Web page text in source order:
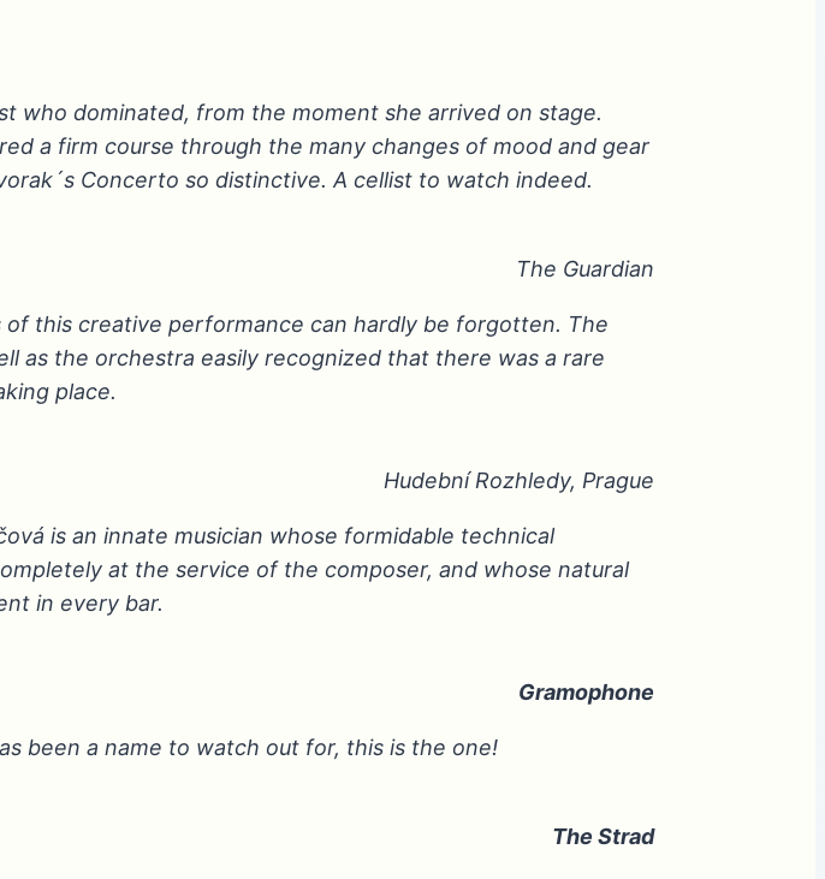
who dominated, from the moment she arrived on stage.
a firm course through the many changes of mood and gear
Concerto so distinctive. A cellist to watch indeed.
The Guardian
of this creative performance can hardly be forgotten. The
as the orchestra easily recognized that there was a rare
place.
Hudební Rozhledy, Prague
is an innate musician whose formidable technical
at the service of the composer, and whose natural
in every bar.
Gramophone
been a name to watch out for, this is the one!
The Strad